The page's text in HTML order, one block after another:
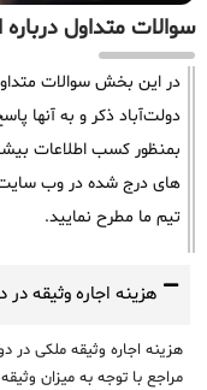
سوالات متداول درباره
دولت‌آباد ذکر و به آنها
بمنظور کسب اطلاعات
های درج شده در وب سایت
تیم ما مطرح نمایید.
هزینه اجاره وثیقه
هزینه اجاره وثیقه ملکی
مراجع با توجه به میزان